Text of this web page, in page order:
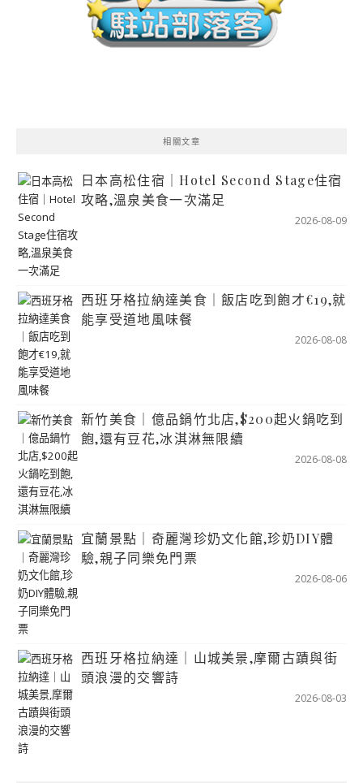
相關文章
日本高松住宿｜Hotel Second Stage住宿
攻略,溫泉美食一次滿足
2026-08-09
西班牙格拉納達美食｜飯店吃到飽才€19,就
能享受道地風味餐
2026-08-08
新竹美食｜億品鍋竹北店,$200起火鍋吃到
飽,還有豆花,冰淇淋無限續
2026-08-08
宜蘭景點｜奇麗灣珍奶文化館,珍奶DIY體
驗,親子同樂免門票
2026-08-06
西班牙格拉納達｜山城美景,摩爾古蹟與街
頭浪漫的交響詩
2026-08-03